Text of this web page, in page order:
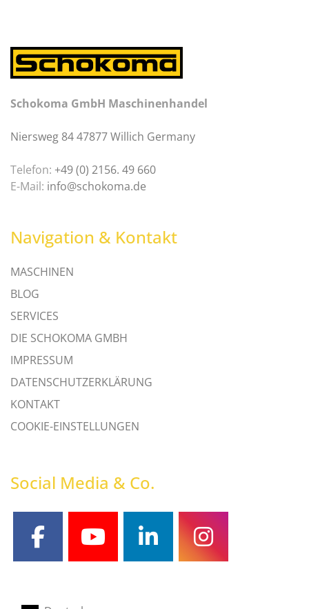
Schokoma GmbH Maschinenhandel
Niersweg 84 47877 Willich Germany
Telefon: +49 (0) 2156. 49 660
E-Mail: info@schokoma.de
Navigation & Kontakt
MASCHINEN
BLOG
SERVICES
DIE SCHOKOMA GMBH
IMPRESSUM
DATENSCHUTZERKLÄRUNG
KONTAKT
COOKIE-EINSTELLUNGEN
Social Media & Co.
facebookyoutubelinkedininstagram